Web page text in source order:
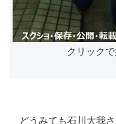
クリック
どうみても石川大我